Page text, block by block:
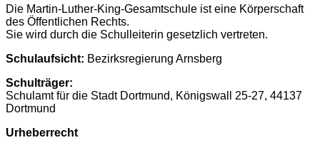
Die Martin-Luther-King-Gesamtschule ist eine Körperschaft
des Öffentlichen Rechts.
Sie wird durch die Schulleiterin gesetzlich vertreten.
Schulaufsicht: Bezirksregierung Arnsberg
Schulträger:
Schulamt für die Stadt Dortmund, Königswall 25-27, 44137
Dortmund
Urheberrecht